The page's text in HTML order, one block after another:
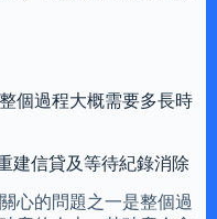
個過程大概需要多長時
建信貸及等待紀錄消除
心的問題之一是整個過